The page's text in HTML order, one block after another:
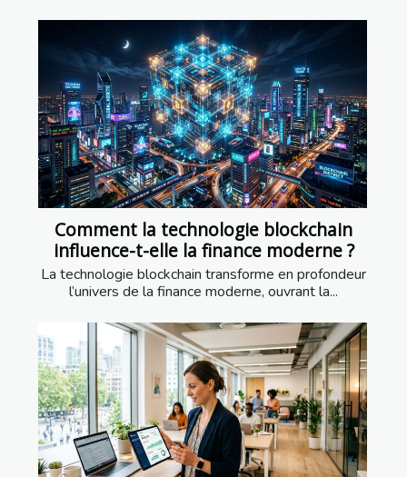
Comment la technologie blockchain
influence-t-elle la finance moderne ?
La technologie blockchain transforme en profondeur
l’univers de la finance moderne, ouvrant la...